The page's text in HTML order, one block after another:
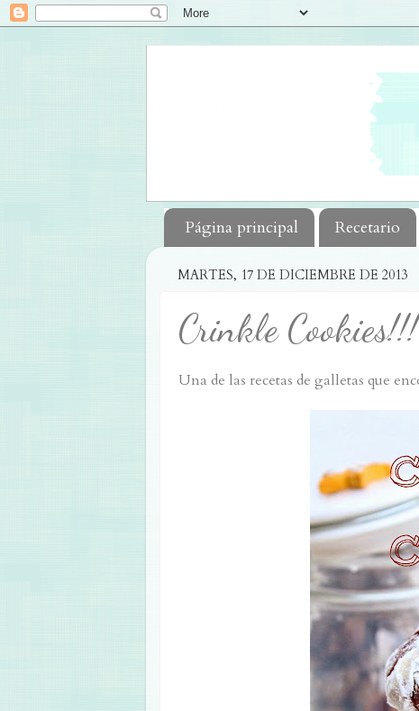
Página principal Recetario
MARTES, 17 DE DICIEMBRE DE 2013
Crinkle Cookies!!!
Una de las recetas de galletas que